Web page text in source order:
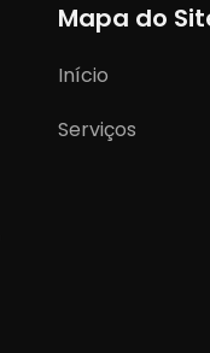
Mapa do
Início
Serviços